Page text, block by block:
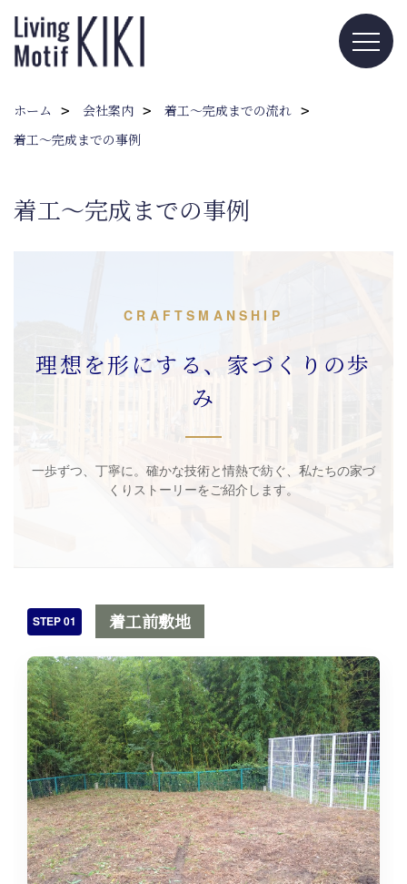
ホーム 会社案内
着工～完成までの流れ
着工～完成までの事例
着工～完成までの事例
CRAFTSMANSHIP
理想を形にする、家づくりの歩
み
一歩ずつ、丁寧に。確かな技術と情熱で紡ぐ、私たちの家づ
くりストーリーをご紹介します。
STEP 01 着工前敷地